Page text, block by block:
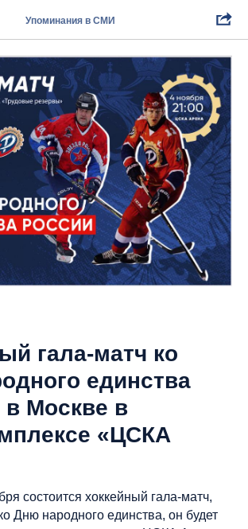
Упоминания в СМИ
гала-матч ко
единства
в Москве в
«ЦСКА
состоится хоккейный гала-матч,
Дню народного единства, он будет